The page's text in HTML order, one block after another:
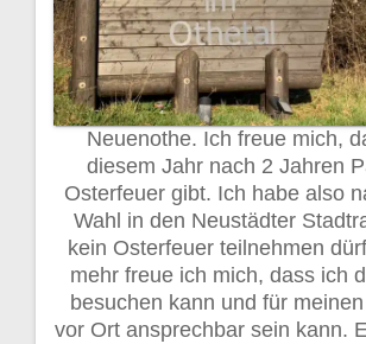
Neuenothe. Ich freue mich,
diesem Jahr nach 2 Jahren
Osterfeuer gibt. Ich habe also
Wahl in den Neustädter
kein Osterfeuer teilnehmen
mehr freue ich mich, dass ich
besuchen kann und für
vor Ort ansprechbar sein kann.